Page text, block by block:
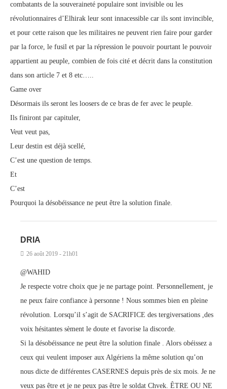
combatants de la souveraineté populaire sont invisible ou les
révolutionnaires d’Elhirak leur sont innacessible car ils sont invincible,
et pour cette raison que les militaires ne peuvent rien faire pour garder
par la force, le fusil et par la répression le pouvoir pourtant le pouvoir
appartient au peuple, combien de fois cité et décrit dans la constitution
dans son article 7 et 8 etc…..
Game over
Désormais ils seront les loosers de ce bras de fer avec le peuple.
Ils finiront par capituler,
Veut veut pas,
Leur destin est déjà scellé,
C’est une question de temps.
Et
C’est
Pourquoi la désobéissance ne peut être la solution finale.
DRIA
26 août 2019 - 21h01
@WAHID
Je respecte votre choix que je ne partage point. Personnellement, je
ne peux faire confiance à personne ! Nous sommes bien en pleine
révolution. Lorsqu’il s’agit de SACRIFICE des tergiversations ,des
voix hésitantes sèment le doute et favorise la discorde.
Si la désobéissance ne peut être la solution finale . Alors obéissez a
ceux qui veulent imposer aux Algériens la même solution qu’on
nous dicte de différentes CASERNES depuis près de six mois. Je ne
veux pas être et je ne peux pas être le soldat Chvek. ÊTRE OU NE